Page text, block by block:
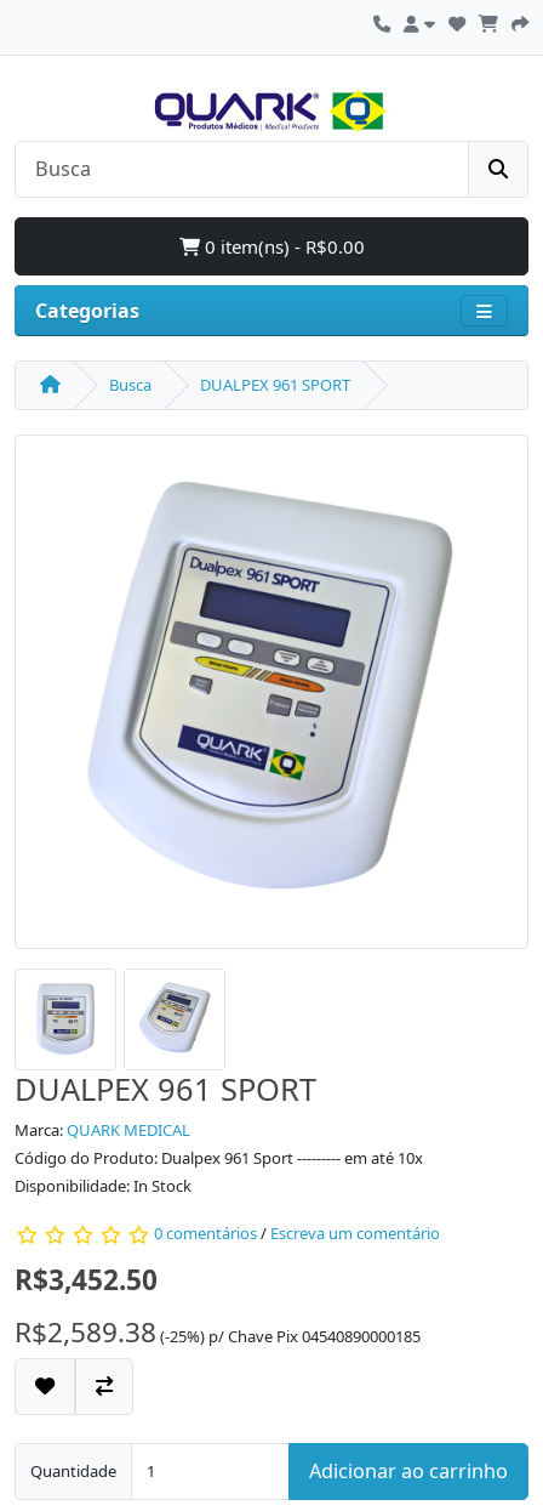
0 item(ns) - R$0.00
Categorias
Busca DUALPEX 961 SPORT
DUALPEX 961 SPORT
Marca:QUARK MEDICAL
Código do Produto: Dualpex 961 Sport --------- em até 10x
Disponibilidade: In Stock
0 comentários/ Escreva um comentário
R$3,452.50
R$2,589.38 (-25%) p/Chave Pix 04540890000185
Quantidade Adicionar ao carrinho